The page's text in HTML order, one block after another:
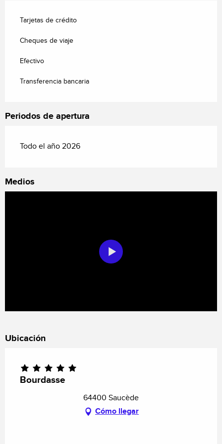
Tarjetas de crédito
Cheques de viaje
Efectivo
Transferencia bancaria
Periodos de apertura
Todo el año 2026
Medios
Ubicación
Bourdasse
64400 Saucède
Cómo llegar